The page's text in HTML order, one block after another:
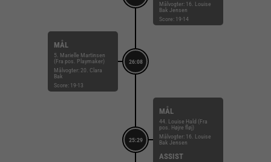
Målvogter: 16. Louise
Bak Jensen
Score: 19-14
26:08
MÅL
5. Marielle Martinsen
(Fra pos. Playmaker)
Målvogter: 20. Clara
Bak
Score: 19-13
25:29
MÅL
44. Louise Hald (Fra
pos. Højre fløj)
Målvogter: 16. Louise
Bak Jensen
ASSIST